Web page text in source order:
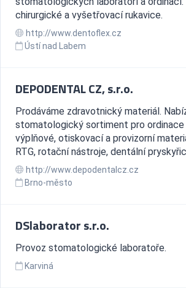
chirurgické a vyšetřovací rukavice.
http://www.dentoflex.cz
Ústí nad Labem
DEPODENTAL CZ, s.r.o.
Prodáváme zdravotnický materiál.
stomatologický sortiment pro ordinace
výplňové, otiskovací a provizorní
RTG, rotační nástroje, dentální
http://www.depodentalcz.cz
Brno-město
DSlaborator s.r.o.
Provoz stomatologické laboratoře.
Karviná